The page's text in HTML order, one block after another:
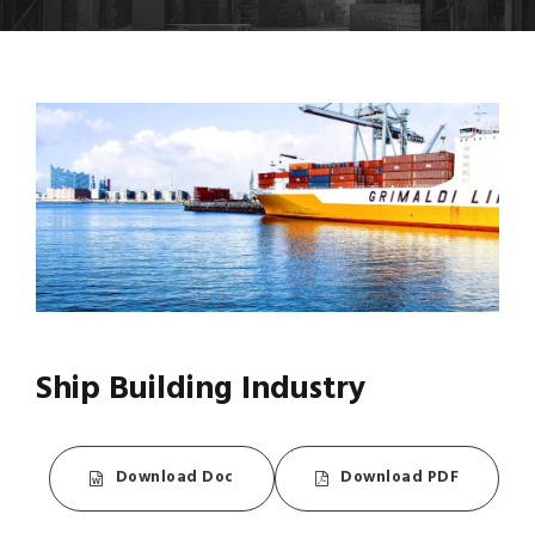
Ship Building Industry
Download Doc Download PDF